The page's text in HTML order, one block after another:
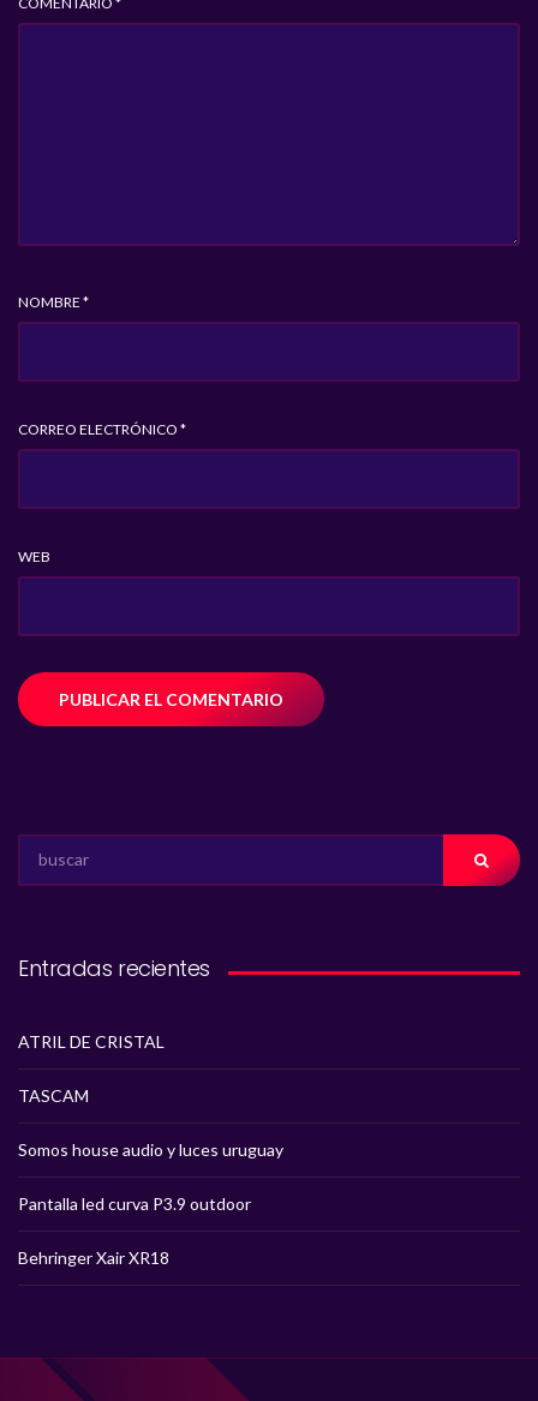
NOMBRE *
CORREO ELECTRÓNICO *
WEB
FOR:
Entradas recientes
ATRIL DE CRISTAL
TASCAM
Somos house audio y luces uruguay
Pantalla led curva P3.9 outdoor
Behringer Xair XR18